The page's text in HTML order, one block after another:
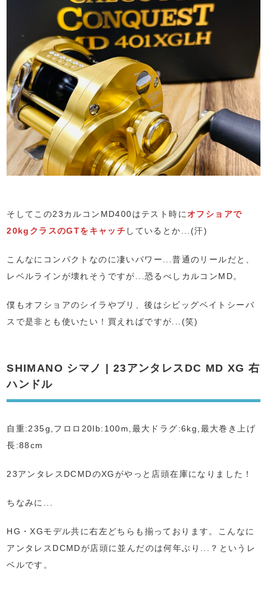
そしてこの23カルコンMD400はテスト時にオフショアで
20kgクラスのGTをキャッチ しているとか...(汗)
こんなにコンパクトなのに凄いパワー...普通のリールだと、
レベルラインが壊れそうですが...恐るべしカルコンMD。
僕もオフショアのシイラやブリ、後はシビッグベイトシーバ
スで是非とも使いたい！買えればですが...(笑)
SHIMANO シマノ | 23アンタレスDC MD XG 右
ハンドル
自重:235g,フロロ20lb:100m,最大ドラグ:6kg,最大巻き上げ
長:88cm
23アンタレスDCMDのXGがやっと店頭在庫になりました！
ちなみに...
HG・XGモデル共に右左どちらも揃っております。こんなに
アンタレスDCMDが店頭に並んだのは何年ぶり...？というレ
ベルです。